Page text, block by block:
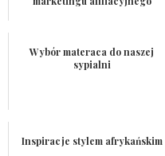
Wybór materaca do naszej
sypialni
Inspiracje stylem afrykańskim